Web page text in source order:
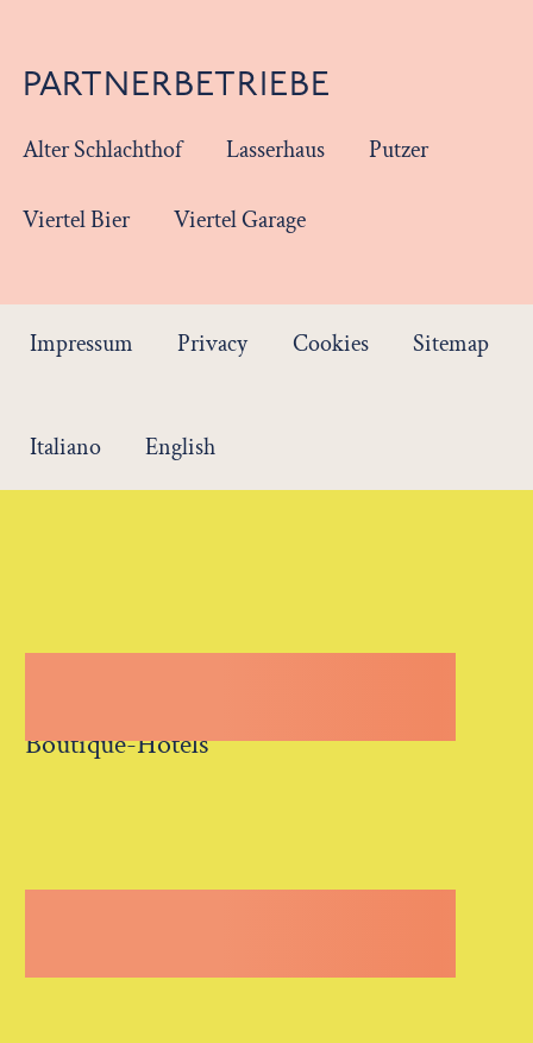
PARTNERBETRIEBE
Alter Schlachthof Lasserhaus Putzer
Viertel Bier Viertel Garage
Impressum Privacy Cookies Sitemap
Italiano English